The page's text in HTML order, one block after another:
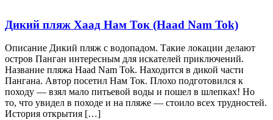
Дикий пляж Хаад Нам Ток (Haad Nam Tok)
Описание Дикий пляж с водопадом. Такие локации делают
остров Панган интересным для искателей приключений.
Название пляжа Haad Nam Tok. Находится в дикой части
Пангана. Автор посетил Нам Ток. Плохо подготовился к
походу — взял мало питьевой воды и пошел в шлепках! Но
то, что увидел в походе и на пляже — стоило всех трудностей.
История открытия […]